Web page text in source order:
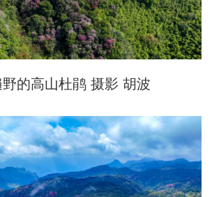
的高山杜鹃 摄影 胡波